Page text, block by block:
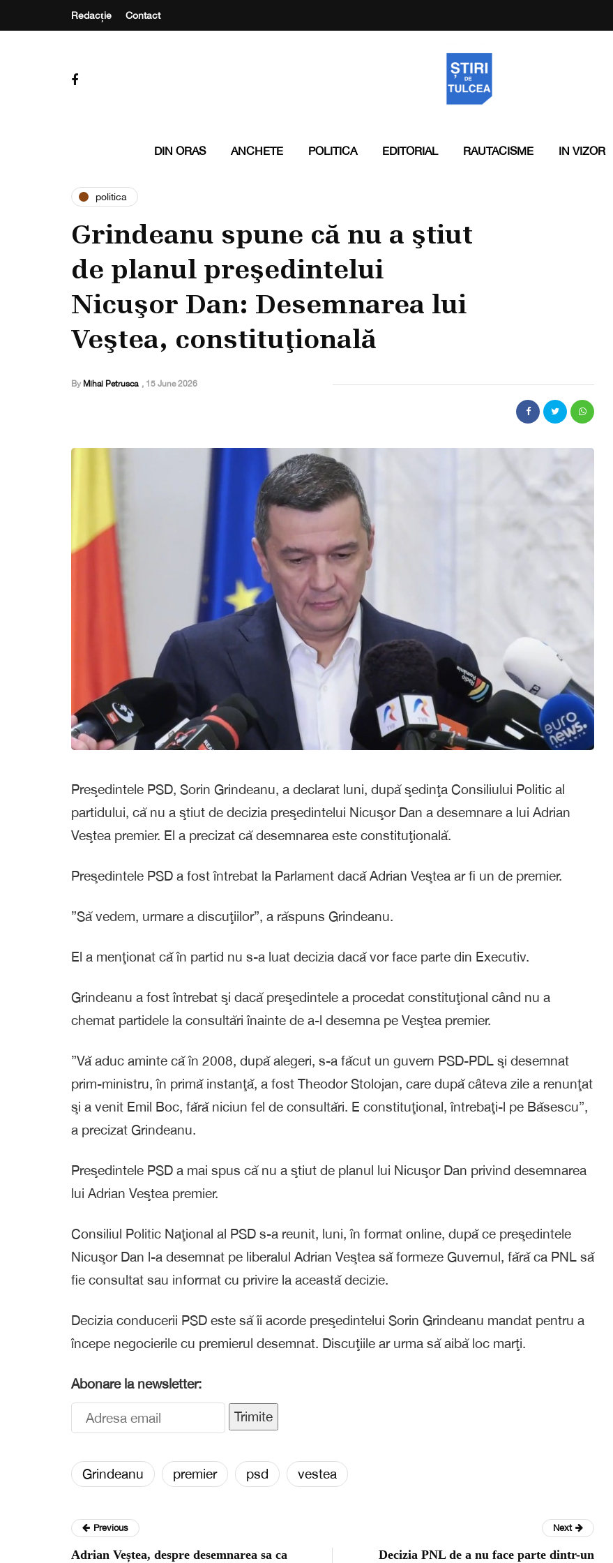
Redacție Contact
DIN ORAS ANCHETE POLITICA EDITORIAL RAUTACISME IN VIZOR
politica
Grindeanu spune că nu a ştiut
de planul preşedintelui
Nicuşor Dan: Desemnarea lui
Veştea, constituţională
By Mihai Petrusca , 15 June 2026
Preşedintele PSD, Sorin Grindeanu, a declarat luni, după şedinţa Consiliului Politic al
partidului, că nu a ştiut de decizia preşedintelui Nicuşor Dan a desemnare a lui Adrian
Veştea premier. El a precizat că desemnarea este constituţională.
Preşedintele PSD a fost întrebat la Parlament dacă Adrian Veştea ar fi un de premier.
”Să vedem, urmare a discuţiilor”, a răspuns Grindeanu.
El a menţionat că în partid nu s-a luat decizia dacă vor face parte din Executiv.
Grindeanu a fost întrebat şi dacă preşedintele a procedat constituţional când nu a
chemat partidele la consultări înainte de a-l desemna pe Veştea premier.
”Vă aduc aminte că în 2008, după alegeri, s-a făcut un guvern PSD-PDL şi desemnat
prim-ministru, în primă instanţă, a fost Theodor Stolojan, care după câteva zile a renunţat
şi a venit Emil Boc, fără niciun fel de consultări. E constituţional, întrebaţi-l pe Băsescu”,
a precizat Grindeanu.
Preşedintele PSD a mai spus că nu a ştiut de planul lui Nicuşor Dan privind desemnarea
lui Adrian Veştea premier.
Consiliul Politic Naţional al PSD s-a reunit, luni, în format online, după ce preşedintele
Nicuşor Dan l-a desemnat pe liberalul Adrian Veştea să formeze Guvernul, fără ca PNL să
fie consultat sau informat cu privire la această decizie.
Decizia conducerii PSD este să îi acorde preşedintelui Sorin Grindeanu mandat pentru a
începe negocierile cu premierul desemnat. Discuţiile ar urma să aibă loc marţi.
Abonare la newsletter:
Trimite
Grindeanu premier psd vestea
Previous
Adrian Veștea, despre desemnarea sa ca
Next
Decizia PNL de a nu face parte dintr-un